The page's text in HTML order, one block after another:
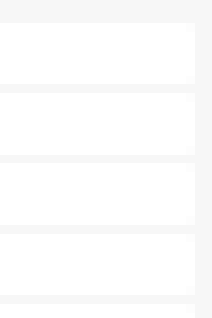
楽しめる外せないスポット